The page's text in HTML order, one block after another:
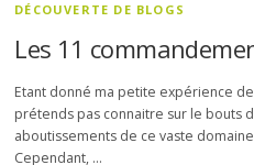
DÉCOUVERTE DE BLOGS
Les 11
Etant donné ma petite expérience
prétends pas connaitre sur le bouts
aboutissements de ce vaste
Cependant, …